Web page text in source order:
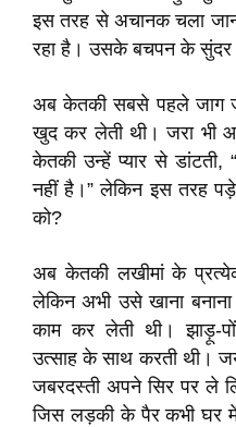
इस तरह से अचानक चला
रहा है। उसके बचपन के सुंदर
अब केतकी सबसे पहले जाग
खुद कर लेती थी। जरा भी
केतकी उन्हें प्यार से
नहीं है।” लेकिन इस तरह
को?
अब केतकी लखीमां के
लेकिन अभी उसे खाना
काम कर लेती थी। झाड़ू-
उत्साह के साथ करती थी।
जबरदस्ती अपने सिर पर ले
जिस लड़की के पैर कभी घर